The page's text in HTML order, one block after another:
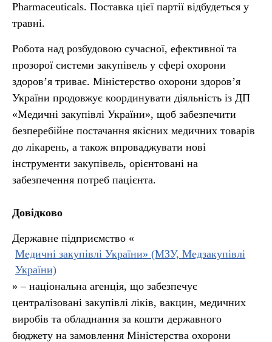
Pharmaceuticals. Поставка цієї партії відбудеться у
травні.
Робота над розбудовою сучасної, ефективної та
прозорої системи закупівель у сфері охорони
здоров’я триває. Міністерство охорони здоров’я
України продовжує координувати діяльність із ДП
«Медичні закупівлі України», щоб забезпечити
безперебійне постачання якісних медичних товарів
до лікарень, а також впроваджувати нові
інструменти закупівель, орієнтовані на
забезпечення потреб пацієнта.
Довідково
Державне підприємство «
Медичні закупівлі України» (МЗУ, Медзакупівлі
України)
» – національна агенція, що забезпечує
централізовані закупівлі ліків, вакцин, медичних
виробів та обладнання за кошти державного
бюджету на замовлення Міністерства охорони